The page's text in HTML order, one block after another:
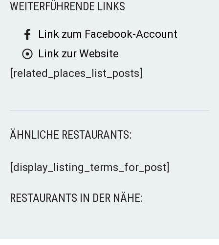
WEITERFÜHRENDE LINKS
Link zum Facebook-Account
Link zur Website
[related_places_list_posts]
ÄHNLICHE RESTAURANTS:
[display_listing_terms_for_post]
RESTAURANTS IN DER NÄHE: